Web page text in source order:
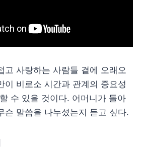
고 사랑하는 사람들 곁에 오래오
이 비로소 시간과 관계의 중요성
할 수 있을 것이다. 어머니가 돌아
슨 말씀을 나누셨는지 듣고 싶다.